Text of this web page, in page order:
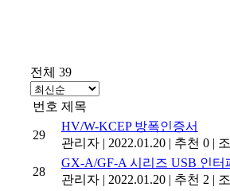
전체 39
번호 제목
29
HV/W-KCEP 방폭인증서
관리자 | 2022.01.20 | 추천 0 |
28
GX-A/GF-A 시리즈 USB 인
관리자 | 2022.01.20 | 추천 2 |